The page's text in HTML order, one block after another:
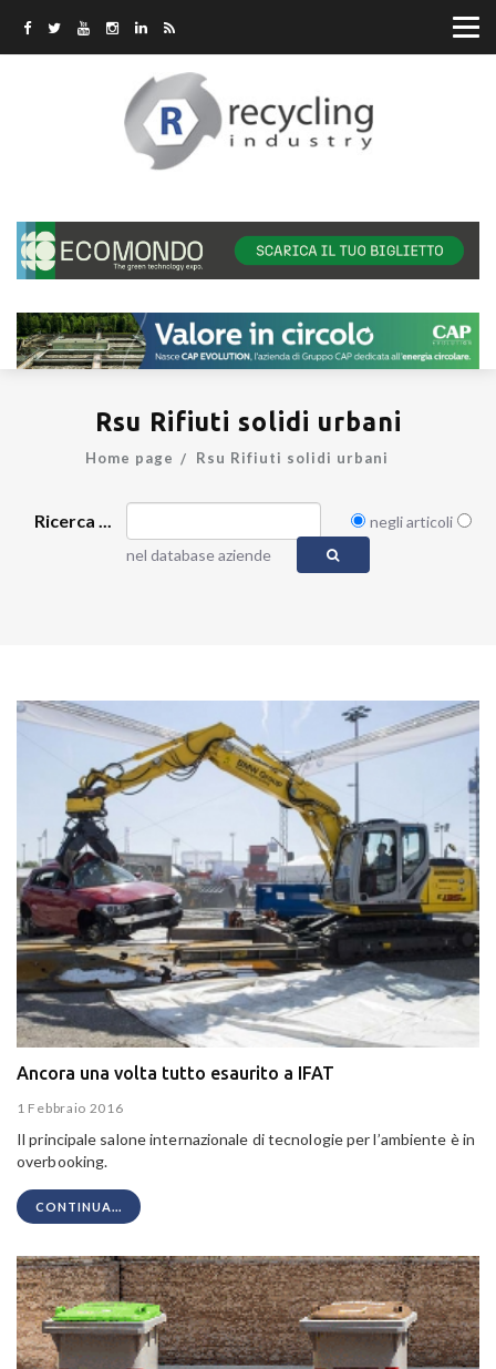
Rsu Rifiuti solidi urbani
Home page Rsu Rifiuti solidi urbani
Ricerca ...
negli articoli
nel database aziende
Ancora una volta tutto esaurito a IFAT
1 Febbraio 2016
Il principale salone internazionale di tecnologie per l’ambiente è in
overbooking.
CONTINUA...